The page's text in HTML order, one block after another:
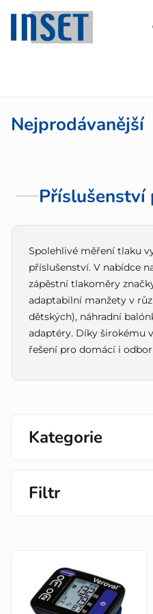
obsah
Spolehlivé měření tlaku
příslušenství. V nabídce
zápěstní tlakoměry
adaptabilní manžety v
dětských), náhradní
adaptéry. Díky širokému
řešení pro domácí i
Kategorie
Filtr
Nejprodávanější